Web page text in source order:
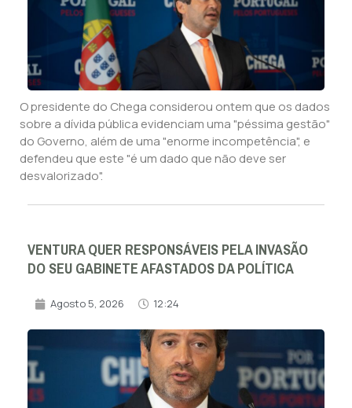
O presidente do Chega considerou ontem que os dados
sobre a dívida pública evidenciam uma "péssima gestão"
do Governo, além de uma "enorme incompetência", e
defendeu que este "é um dado que não deve ser
desvalorizado".
VENTURA QUER RESPONSÁVEIS PELA INVASÃO
DO SEU GABINETE AFASTADOS DA POLÍTICA
Agosto 5, 2026 12:24